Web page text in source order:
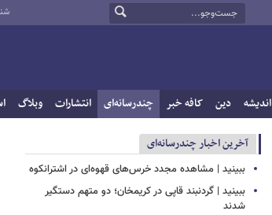
شنبه ۱۷
اندیشه دین کافه خبر چندرسانه‌ای انتشارات وبلاگ
آخرین اخبار چندرسانه‌ای
ببینید | مشاهده مجدد خرس‌های قهوه‌ای در اشترانکوه
ببینید | گردنبند قاپی در کریمخان؛ دو متهم دستگیر
شدند